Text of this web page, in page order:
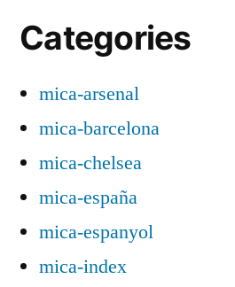
Categories
mica-arsenal
mica-barcelona
mica-chelsea
mica-españa
mica-espanyol
mica-index